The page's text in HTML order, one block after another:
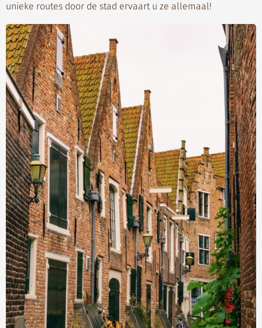
unieke routes door de stad ervaart u ze allemaal!